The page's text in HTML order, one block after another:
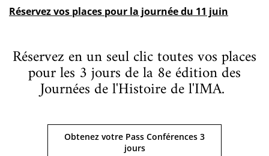
Réservez vos places pour la journée du 11 juin
Réservez en un seul clic toutes vos places
pour les 3 jours de la 8e édition des
Journées de l'Histoire de l'IMA.
Obtenez votre Pass Conférences 3
jours